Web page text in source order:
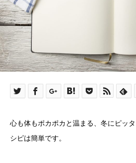
心も体もポカポカと温まる、冬にピッ
シピは簡単です。